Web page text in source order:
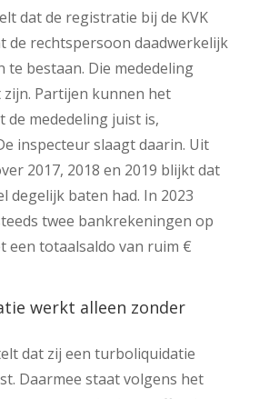
dat de registratie bij de KVK
de rechtspersoon daadwerkelijk
te bestaan. Die mededeling
Partijen kunnen het
de mededeling juist is,
inspecteur slaagt daarin. Uit
2017, 2018 en 2019 blijkt dat
degelijk baten had. In 2023
twee bankrekeningen op
een totaalsaldo van ruim €
werkt alleen zonder
dat zij een turboliquidatie
Daarmee staat volgens het